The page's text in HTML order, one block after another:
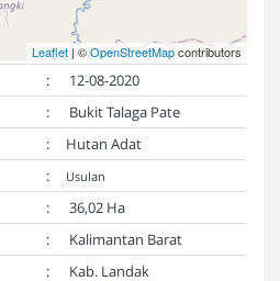
Leaflet | ©OpenStreetMapcontributors
:
12-08-2020
:
Bukit Talaga Pate
:
Hutan Adat
: Usulan
:
36,02 Ha
:
Kalimantan Barat
:
Kab. Landak